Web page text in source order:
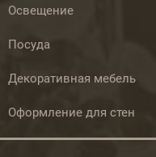
Освещение
Посуда
Декоративная мебель
Оформление для стен